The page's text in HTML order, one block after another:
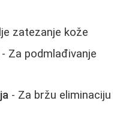
zatezanje kože
- Za podmlađivanje
- Za bržu eliminaciju